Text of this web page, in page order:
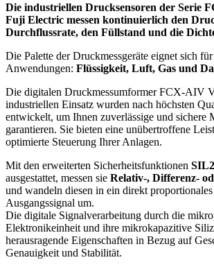
Die industriellen Drucksensoren der Serie
Fuji Electric messen kontinuierlich den
Durchflussrate, den Füllstand und die
Die Palette der Druckmessgeräte eignet sich
Anwendungen: Flüssigkeit, Luft, Gas und
Die digitalen Druckmessumformer FCX-AIV
industriellen Einsatz wurden nach höchsten
entwickelt, um Ihnen zuverlässige und sichere
garantieren. Sie bieten eine unübertroffene
optimierte Steuerung Ihrer Anlagen.
Mit den erweiterten Sicherheitsfunktionen
ausgestattet, messen sie Relativ-, Differenz-
und wandeln diesen in ein direkt
Ausgangssignal um.
Die digitale Signalverarbeitung durch die
Elektronikeinheit und ihre mikrokapazitive
herausragende Eigenschaften in Bezug auf
Genauigkeit und Stabilität.